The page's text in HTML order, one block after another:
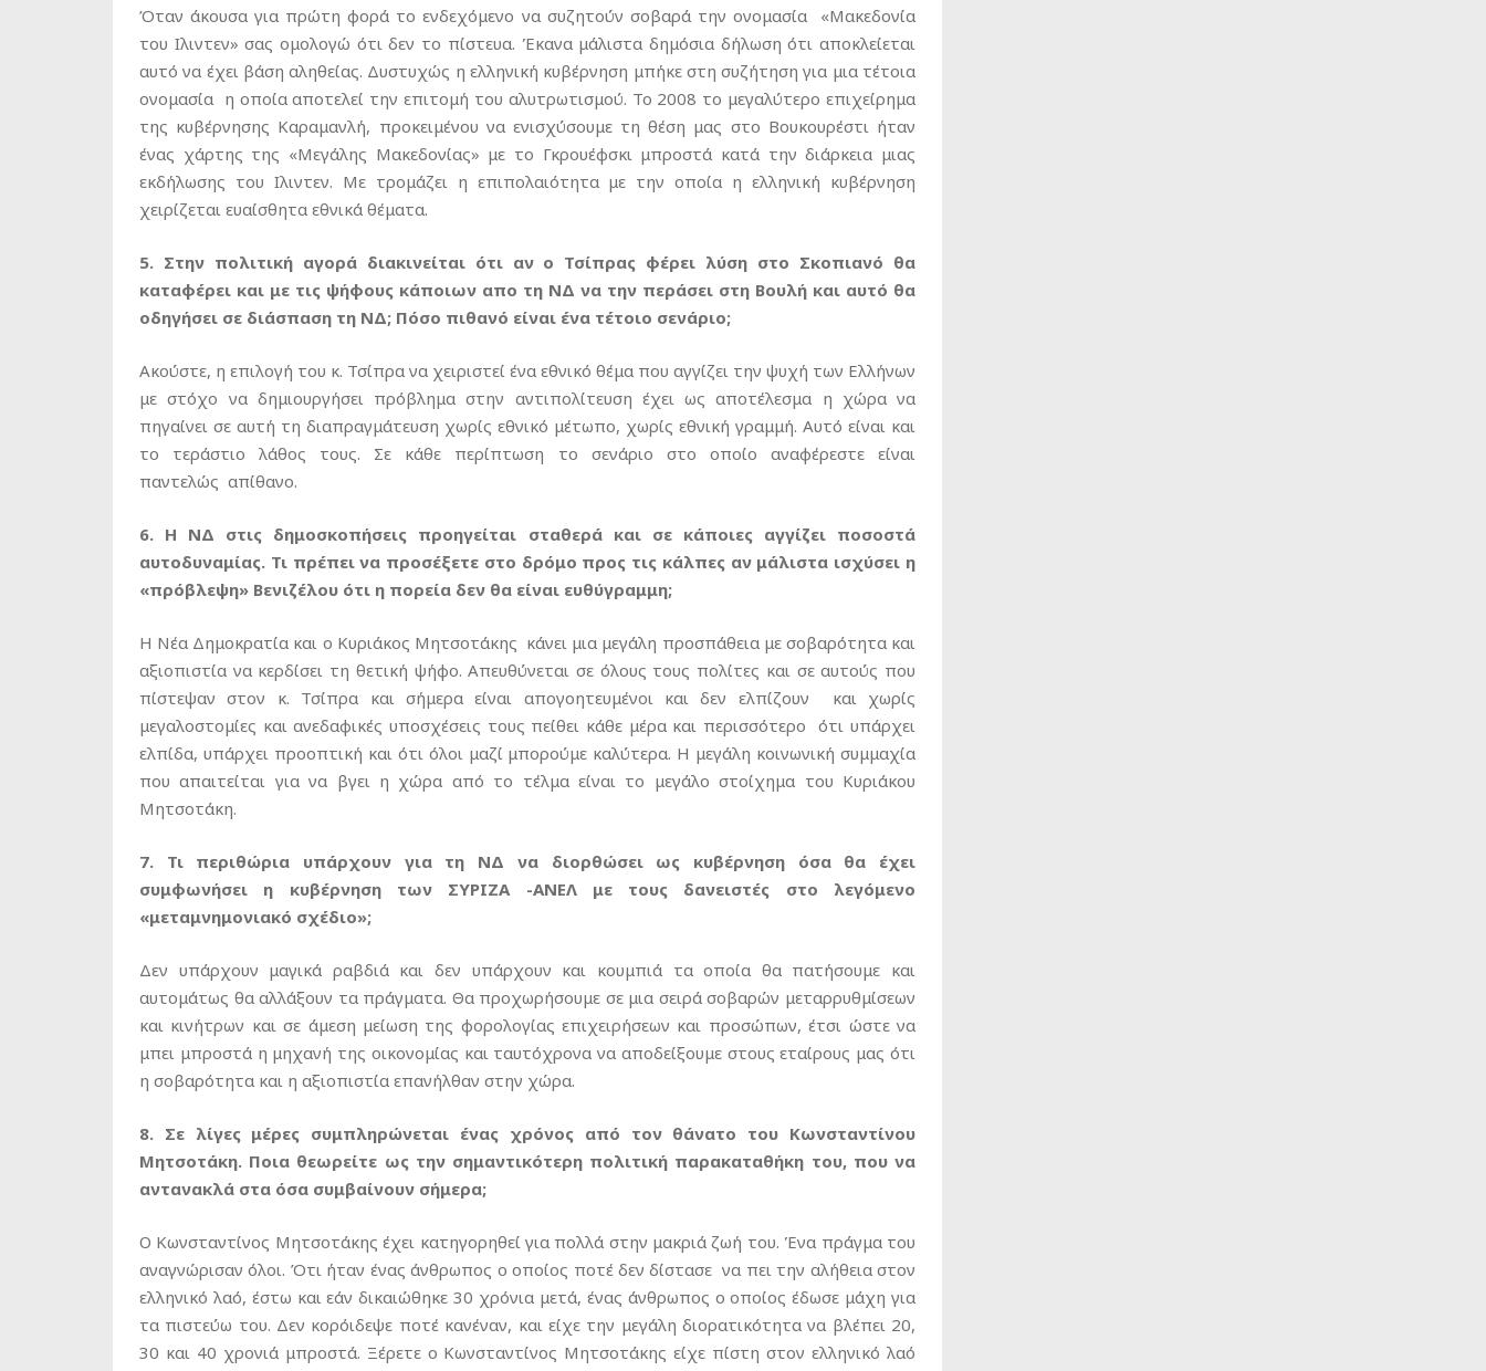
Όταν άκουσα για πρώτη φορά το ενδεχόμενο να συζητούν σοβαρά την ονομασία «Μακεδονία
του Ιλιντεν» σας ομολογώ ότι δεν το πίστευα. Έκανα μάλιστα δημόσια δήλωση ότι αποκλείεται
αυτό να έχει βάση αληθείας. Δυστυχώς η ελληνική κυβέρνηση μπήκε στη συζήτηση για μια τέτοια
ονομασία η οποία αποτελεί την επιτομή του αλυτρωτισμού. Το 2008 το μεγαλύτερο επιχείρημα
της κυβέρνησης Καραμανλή, προκειμένου να ενισχύσουμε τη θέση μας στο Βουκουρέστι ήταν
ένας χάρτης της «Μεγάλης Μακεδονίας» με το Γκρουέφσκι μπροστά κατά την διάρκεια μιας
εκδήλωσης του Ιλιντεν. Με τρομάζει η επιπολαιότητα με την οποία η ελληνική κυβέρνηση
χειρίζεται ευαίσθητα εθνικά θέματα.
5. Στην πολιτική αγορά διακινείται ότι αν ο Τσίπρας φέρει λύση στο Σκοπιανό θα
καταφέρει και με τις ψήφους κάποιων απο τη ΝΔ να την περάσει στη Βουλή και αυτό θα
οδηγήσει σε διάσπαση τη ΝΔ; Πόσο πιθανό είναι ένα τέτοιο σενάριο;
Ακούστε, η επιλογή του κ. Τσίπρα να χειριστεί ένα εθνικό θέμα που αγγίζει την ψυχή των Ελλήνων
με στόχο να δημιουργήσει πρόβλημα στην αντιπολίτευση έχει ως αποτέλεσμα η χώρα να
πηγαίνει σε αυτή τη διαπραγμάτευση χωρίς εθνικό μέτωπο, χωρίς εθνική γραμμή. Αυτό είναι και
το τεράστιο λάθος τους. Σε κάθε περίπτωση το σενάριο στο οποίο αναφέρεστε είναι
παντελώς απίθανο.
6. Η ΝΔ στις δημοσκοπήσεις προηγείται σταθερά και σε κάποιες αγγίζει ποσοστά
αυτοδυναμίας. Τι πρέπει να προσέξετε στο δρόμο προς τις κάλπες αν μάλιστα ισχύσει η
«πρόβλεψη» Βενιζέλου ότι η πορεία δεν θα είναι ευθύγραμμη;
Η Νέα Δημοκρατία και ο Κυριάκος Μητσοτάκης κάνει μια μεγάλη προσπάθεια με σοβαρότητα και
αξιοπιστία να κερδίσει τη θετική ψήφο. Απευθύνεται σε όλους τους πολίτες και σε αυτούς που
πίστεψαν στον κ. Τσίπρα και σήμερα είναι απογοητευμένοι και δεν ελπίζουν και χωρίς
μεγαλοστομίες και ανεδαφικές υποσχέσεις τους πείθει κάθε μέρα και περισσότερο ότι υπάρχει
ελπίδα, υπάρχει προοπτική και ότι όλοι μαζί μπορούμε καλύτερα. Η μεγάλη κοινωνική συμμαχία
που απαιτείται για να βγει η χώρα από το τέλμα είναι το μεγάλο στοίχημα του Κυριάκου
Μητσοτάκη.
7. Τι περιθώρια υπάρχουν για τη ΝΔ να διορθώσει ως κυβέρνηση όσα θα έχει
συμφωνήσει η κυβέρνηση των ΣΥΡΙΖΑ -ΑΝΕΛ με τους δανειστές στο λεγόμενο
«μεταμνημονιακό σχέδιο»;
Δεν υπάρχουν μαγικά ραβδιά και δεν υπάρχουν και κουμπιά τα οποία θα πατήσουμε και
αυτομάτως θα αλλάξουν τα πράγματα. Θα προχωρήσουμε σε μια σειρά σοβαρών μεταρρυθμίσεων
και κινήτρων και σε άμεση μείωση της φορολογίας επιχειρήσεων και προσώπων, έτσι ώστε να
μπει μπροστά η μηχανή της οικονομίας και ταυτόχρονα να αποδείξουμε στους εταίρους μας ότι
η σοβαρότητα και η αξιοπιστία επανήλθαν στην χώρα.
8. Σε λίγες μέρες συμπληρώνεται ένας χρόνος από τον θάνατο του Κωνσταντίνου
Μητσοτάκη. Ποια θεωρείτε ως την σημαντικότερη πολιτική παρακαταθήκη του, που να
αντανακλά στα όσα συμβαίνουν σήμερα;
Ο Κωνσταντίνος Μητσοτάκης έχει κατηγορηθεί για πολλά στην μακριά ζωή του. Ένα πράγμα του
αναγνώρισαν όλοι. Ότι ήταν ένας άνθρωπος ο οποίος ποτέ δεν δίστασε να πει την αλήθεια στον
ελληνικό λαό, έστω και εάν δικαιώθηκε 30 χρόνια μετά, ένας άνθρωπος ο οποίος έδωσε μάχη για
τα πιστεύω του. Δεν κορόιδεψε ποτέ κανέναν, και είχε την μεγάλη διορατικότητα να βλέπει 20,
30 και 40 χρονιά μπροστά. Ξέρετε ο Κωνσταντίνος Μητσοτάκης είχε πίστη στον ελληνικό λαό